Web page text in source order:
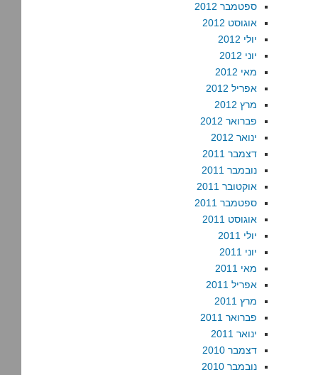
ספטמבר 2012
אוגוסט 2012
יולי 2012
יוני 2012
מאי 2012
אפריל 2012
מרץ 2012
פברואר 2012
ינואר 2012
דצמבר 2011
נובמבר 2011
אוקטובר 2011
ספטמבר 2011
אוגוסט 2011
יולי 2011
יוני 2011
מאי 2011
אפריל 2011
מרץ 2011
פברואר 2011
ינואר 2011
דצמבר 2010
נובמבר 2010